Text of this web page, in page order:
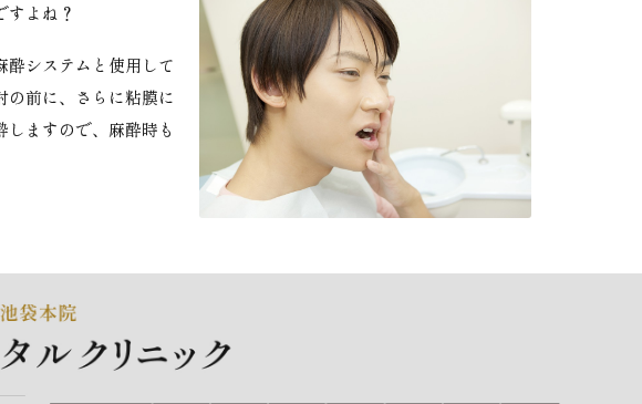
よね？
酔システムと使用して
前に、さらに粘膜に
ますので、麻酔時も